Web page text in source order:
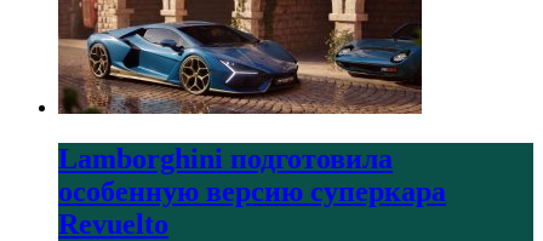
Lamborghini подготовила
особенную версию суперкара
Revuelto